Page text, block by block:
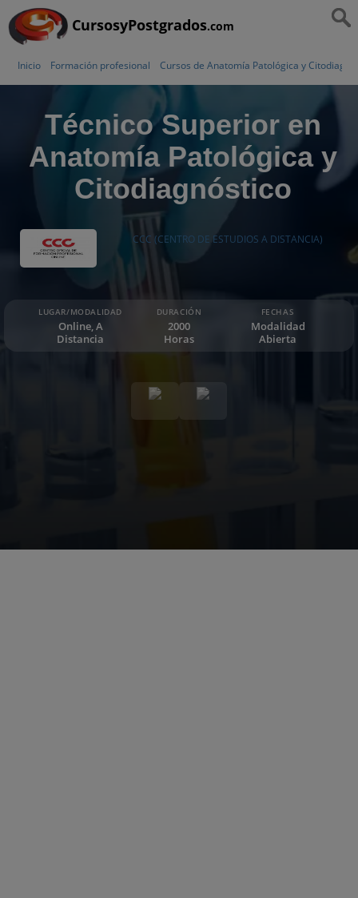
CursosyPostgrados.com
Inicio Formación profesional Cursos de Anatomía Patológica y
Técnico Superior en
Anatomía Patológica y
Citodiagnóstico
CCC (CENTRO DE ESTUDIOS A DISTANCIA)
LUGAR/MODALIDAD
Online, A
Distancia
DURACIÓN
2000
Horas
FECHAS
Modalidad
Abierta